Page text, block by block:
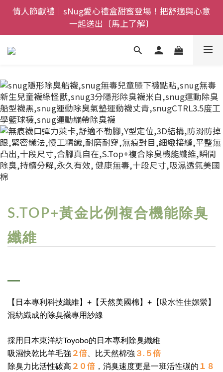
全館$800免運｜任搭８折起｜滿額再送新品-悠哉斑馬
襪〔立即了解〕
情人節獻禮｜sNug愛心禮盒甜蜜登場！把舒適與心意
一起送出〔馬上了解〕
父親節禮盒登場｜把舒適送進爸爸的每一天，日夜呵護
一次備好〔馬上了解〕
全館$800免運｜任搭８折起｜滿額再送新品-悠哉斑馬
襪〔立即了解〕
S.TOP+黃金比例複合機能除臭
纖維
【日本專利科技纖維】+【天然美國棉】+【 吸水性佳嫘縈】
混紡織成的除臭襪專用紗線
採用日本東洋紡Toyobo的日本專利除臭纖維
吸濕快乾比羊毛強 ２倍 、比天然棉強 ３.５倍
除臭力比活性碳高 ２０倍 ，消臭速度更是一班活性碳的 １８